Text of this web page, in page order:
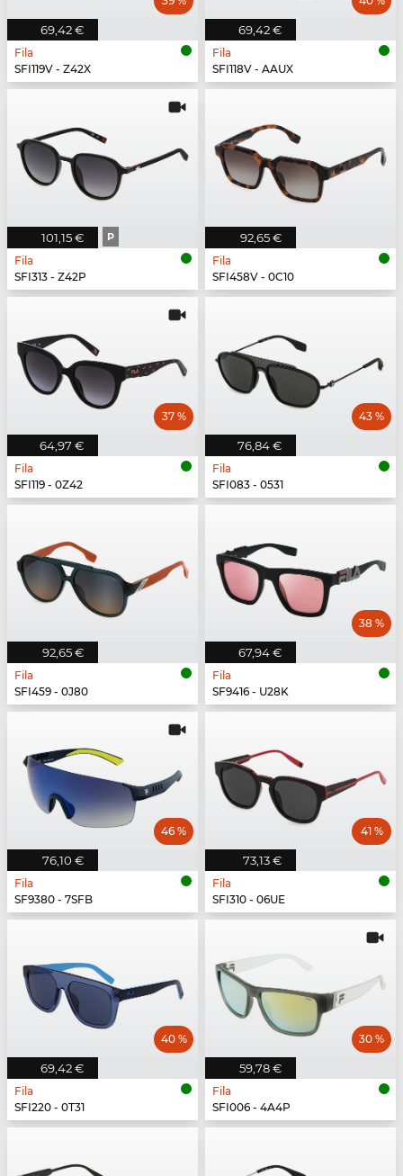
69,42 €
Fila
SFI119V - Z42X
69,42 €
Fila
SFI118V - AAUX
101,15 € P
Fila
SFI313 - Z42P
92,65 €
Fila
SFI458V - 0C10
64,97 €
37 %
Fila
SFI119 - 0Z42
76,84 €
43 %
Fila
SFI083 - 0531
92,65 €
Fila
SFI459 - 0J80
67,94 €
38 %
Fila
SF9416 - U28K
76,10 €
46 %
Fila
SF9380 - 7SFB
73,13 €
41 %
Fila
SFI310 - 06UE
69,42 €
40 %
Fila
SFI220 - 0T31
59,78 €
30 %
Fila
SFI006 - 4A4P